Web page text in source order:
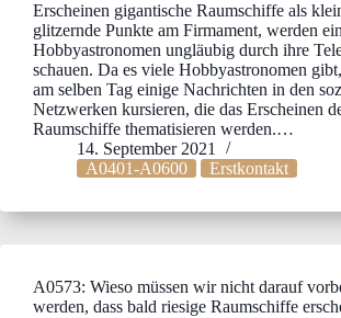
Erscheinen gigantische Raumschiffe als
glitzernde Punkte am Firmament, werden
Hobbyastronomen ungläubig durch ihre
schauen. Da es viele Hobbyastronomen
am selben Tag einige Nachrichten in den
Netzwerken kursieren, die das Erscheinen
Raumschiffe thematisieren werden.…
14. September 2021
A0401-A0600
Erstkontakt
A0573: Wieso müssen wir nicht darauf
werden, dass bald riesige Raumschiffe